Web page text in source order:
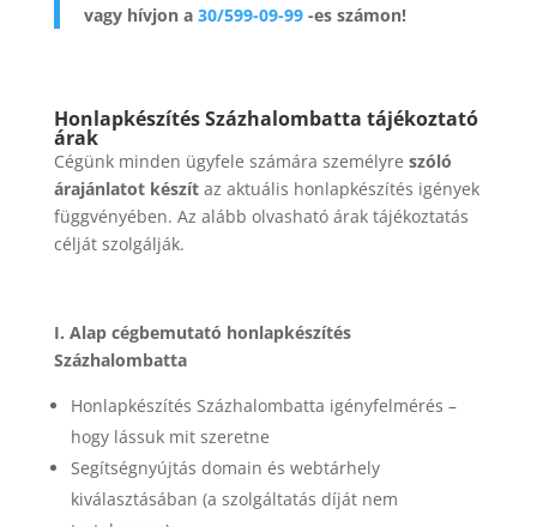
vagy hívjon a 30/599-09-99-es számon!
Honlapkészítés Százhalombatta tájékoztató
árak
Cégünk minden ügyfele számára személyre szóló
árajánlatot készítaz aktuális honlapkészítés igények
függvényében. Az alább olvasható árak tájékoztatás
célját szolgálják.
I. Alap cégbemutató honlapkészítés
Százhalombatta
Honlapkészítés Százhalombatta igényfelmérés –
hogy lássuk mit szeretne
Segítségnyújtás domain és webtárhely
kiválasztásában (a szolgáltatás díját nem